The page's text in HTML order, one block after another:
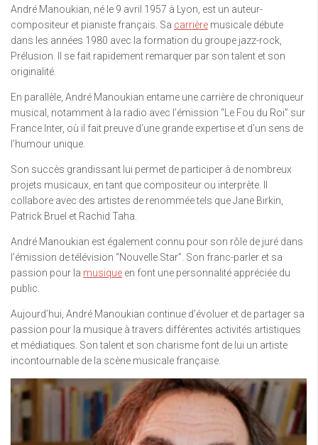
André Manoukian, né le 9 avril 1957 à Lyon, est un auteur-
compositeur et pianiste français. Sa carrière musicale débute
dans les années 1980 avec la formation du groupe jazz-rock,
Prélusion. Il se fait rapidement remarquer par son talent et son
originalité.
En parallèle, André Manoukian entame une carrière de chroniqueur
musical, notamment à la radio avec l’émission “Le Fou du Roi” sur
France Inter, où il fait preuve d’une grande expertise et d’un sens de
l’humour unique.
Son succès grandissant lui permet de participer à de nombreux
projets musicaux, en tant que compositeur ou interprète. Il
collabore avec des artistes de renommée tels que Jane Birkin,
Patrick Bruel et Rachid Taha.
André Manoukian est également connu pour son rôle de juré dans
l’émission de télévision “Nouvelle Star”. Son franc-parler et sa
passion pour la musique en font une personnalité appréciée du
public.
Aujourd’hui, André Manoukian continue d’évoluer et de partager sa
passion pour la musique à travers différentes activités artistiques
et médiatiques. Son talent et son charisme font de lui un artiste
incontournable de la scène musicale française.